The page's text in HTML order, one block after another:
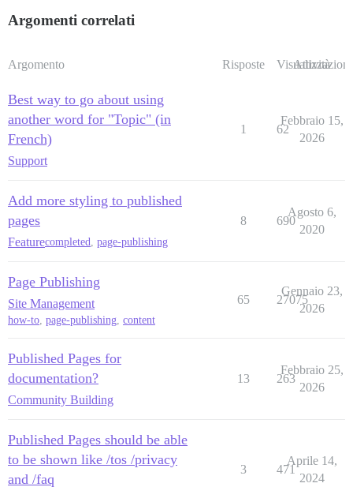
Argomenti correlati
Argomento Risposte Visualizzazioni
Attività
Best way to go about using
another word for "Topic" (in
French)
Support
1 62
Febbraio 15,
2026
Add more styling to published
pages
Featurecompleted, page-publishing
8 690
Agosto 6,
2020
Page Publishing
Site Management
how-to page-publishing content
65 27075
Gennaio 23,
2026
Published Pages for
documentation?
Community Building
13 263
Febbraio 25,
2026
Published Pages should be able
to be shown like /tos /privacy
and /faq
3 471
Aprile 14,
2024